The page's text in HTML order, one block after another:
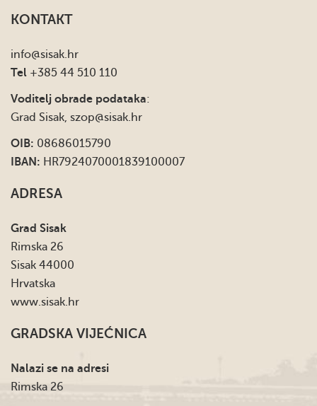
KONTAKT
info@sisak.hr
Tel +385 44 510 110
Voditelj obrade podataka:
Grad Sisak, szop@sisak.hr
OIB: 08686015790
IBAN: HR7924070001839100007
ADRESA
Grad Sisak
Rimska 26
Sisak 44000
Hrvatska
www.sisak.hr
GRADSKA VIJEĆNICA
Nalazi se na adresi
Rimska 26